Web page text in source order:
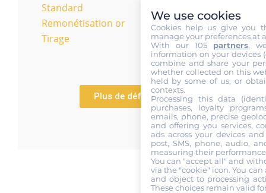
Standard
Remonétisation or
Tirage
Plus de définitions
We use cookies
Cookies help us give you
manage your preferences at
With our 105 partners,
information on your devices
combine and share your
whether collected on this
held by some of us, or
contexts.
Processing this data
purchases, loyalty
emails, phone, precise
and offering you services,
ads across your devices
post, SMS, phone, audio,
measuring their
You can "accept all" and
via the "cookie" icon. You
and object to processing
These choices remain valid